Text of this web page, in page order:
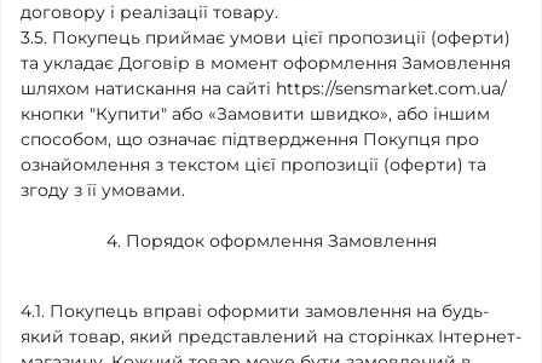
договору і реалізації товару.
3.5. Покупець приймає умови цієї пропозиції (оферти)
та укладає Договір в момент оформлення Замовлення
шляхом натискання на сайті https://sensmarket.com.ua/
кнопки "Купити" або «Замовити швидко», або іншим
способом, що означає підтвердження Покупця про
ознайомлення з текстом цієї пропозиції (оферти) та
згоду з її умовами.
4. Порядок оформлення Замовлення
4.1. Покупець вправі оформити замовлення на будь-
який товар, який представлений на сторінках Інтернет-